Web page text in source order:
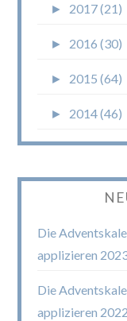
► 2017 (21)
► 2016 (30)
► 2015 (64)
► 2014 (46)
Die
applizieren
Die
applizieren 2022